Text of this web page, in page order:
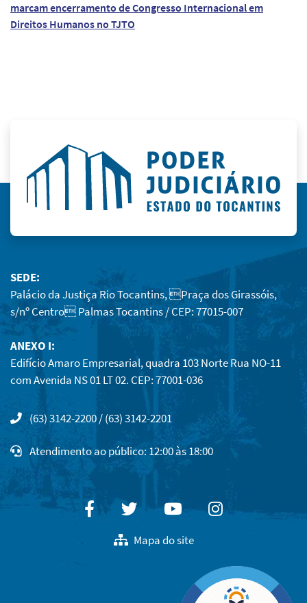
marcam encerramento de Congresso Internacional em
Direitos Humanos no TJTO
SEDE:
Palácio da Justiça Rio Tocantins, Praça dos Girassóis,
s/nº Centro Palmas Tocantins / CEP: 77015-007
ANEXO I:
Edifício Amaro Empresarial, quadra 103 Norte Rua NO-11
com Avenida NS 01 LT 02. CEP: 77001-036
(63) 3142-2200 / (63) 3142-2201
Atendimento ao público: 12:00 às 18:00
FacebookTwitterYoutubeInstagram
Mapa do site